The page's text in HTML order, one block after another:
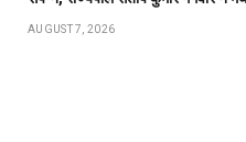
AUGUST 7, 2026